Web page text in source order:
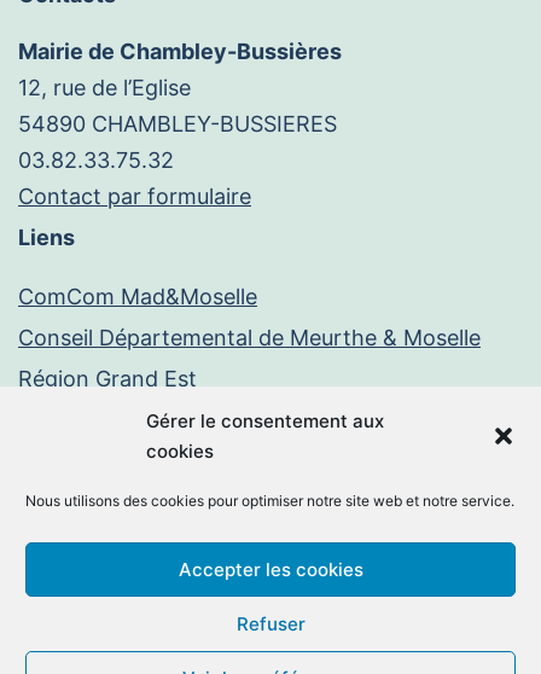
Gérer le consentement aux
cookies
Nous utilisons des cookies pour optimiser notre site web et notre service.
Accepter les cookies
Refuser
Mairie de Chambley-Bussières
12, rue de l’Eglise
54890 CHAMBLEY-BUSSIERES
03.82.33.75.32
Contact par formulaire
Liens
ComCom Mad&Moselle
Conseil Départemental de Meurthe & Moselle
Région Grand Est
Paiement en ligne
Mentions légales Politique de confidentialité
Facebook